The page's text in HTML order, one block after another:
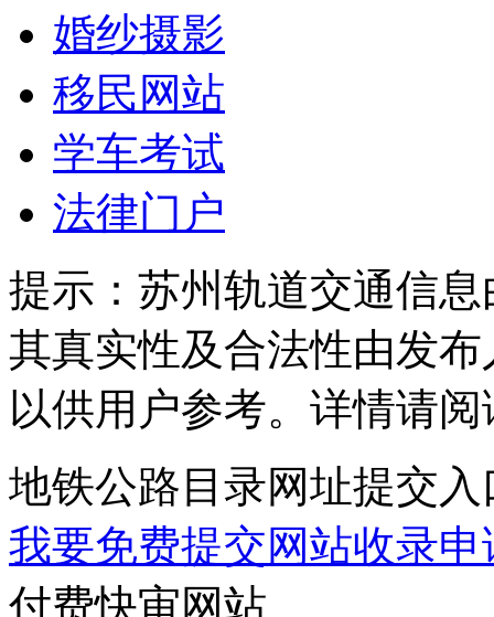
婚纱摄影
移民网站
学车考试
法律门户
提示： 苏州轨道交通信
其真实性及合法性由发
以供用户参考。详情请
地铁公路目录网址提交入
我要免费提交网站收录申
付费快审网站